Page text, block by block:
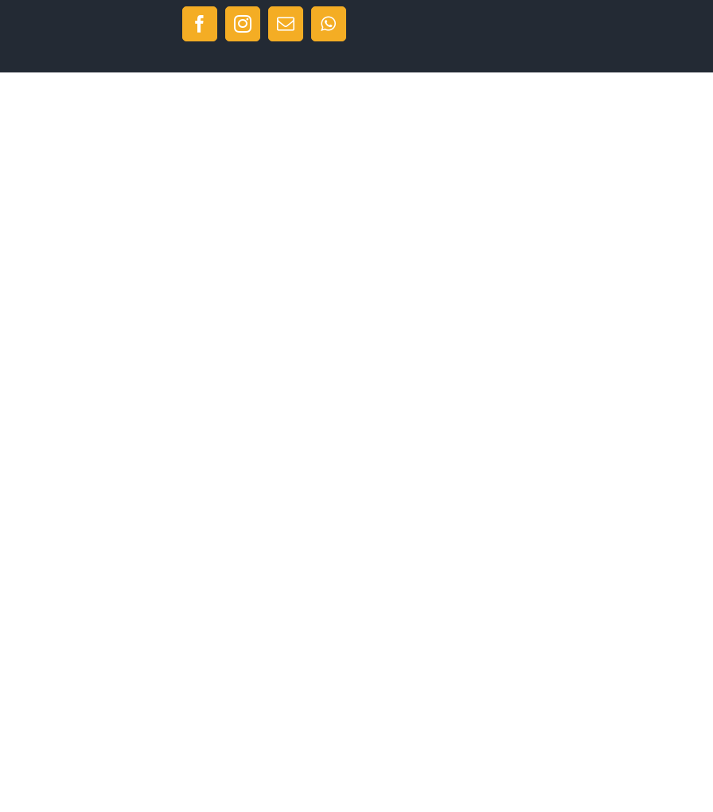
FacebookInstagramEmailWhatsApp